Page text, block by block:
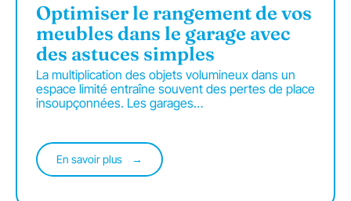
Optimiser le rangement de vos
meubles dans le garage avec
des astuces simples
La multiplication des objets volumineux dans un
espace limité entraîne souvent des pertes de place
insoupçonnées. Les garages…
En savoir plus